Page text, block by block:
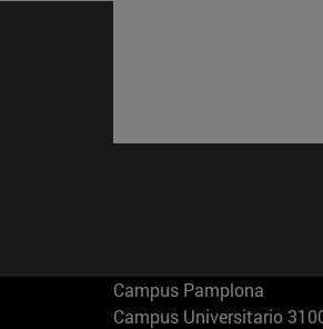
Campus Pamplona
Campus Universitario